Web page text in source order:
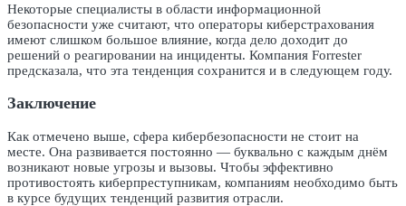
Некоторые специалисты в области информационной
безопасности уже считают, что операторы киберстрахования
имеют слишком большое влияние, когда дело доходит до
решений о реагировании на инциденты. Компания Forrester
предсказала, что эта тенденция сохранится и в следующем году.
Заключение
Как отмечено выше, сфера кибербезопасности не стоит на
месте. Она развивается постоянно — буквально с каждым днём
возникают новые угрозы и вызовы. Чтобы эффективно
противостоять киберпреступникам, компаниям необходимо быть
в курсе будущих тенденций развития отрасли.